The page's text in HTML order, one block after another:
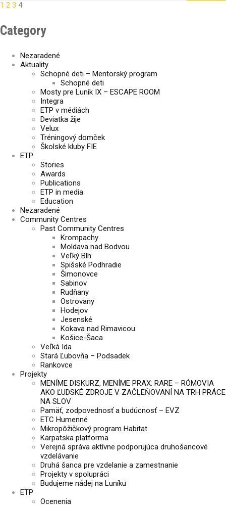
Navigácia
v
článkoch
1 2 3 4
Category
Nezaradené
Aktuality
Schopné deti – Mentorský program
Schopné deti
Mosty pre Luník IX – ESCAPE ROOM
Integra
ETP v médiách
Deviatka žije
Velux
Tréningový domček
Školské kluby FIE
ETP
Stories
Awards
Publications
ETP in media
Education
Nezaradené
Community Centres
Past Community Centres
Krompachy
Moldava nad Bodvou
Veľký Blh
Spišské Podhradie
Šimonovce
Sabinov
Rudňany
Ostrovany
Hodejov
Jesenské
Kokava nad Rimavicou
Košice-Šaca
Veľká Ida
Stará Ľubovňa – Podsadek
Rankovce
Projekty
MENÍME DISKURZ, MENÍME PRAX: RARE – RÓMOVIA
AKO ĽUDSKÉ ZDROJE V ZAČLEŇOVANÍ NA TRH PRÁCE
NA SLOV
Pamäť, zodpovednosť a budúcnosť – EVZ
ETC Humenné
Mikropôžičkový program Habitat
Karpatska platforma
Verejná správa aktívne podporujúca druhošancové
vzdelávanie
Druhá šanca pre vzdelanie a zamestnanie
Projekty v spolupráci
Budujeme nádej na Luníku
ETP
Ocenenia